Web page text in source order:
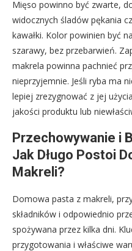
Mięso powinno być zwarte,
widocznych śladów pękania
kawałki. Kolor powinien być
szarawy, bez przebarwień.
makrela powinna pachnieć
nieprzyjemnie. Jeśli ryba ma
lepiej zrezygnować z jej
jakości produktu lub
Przechowywanie i
Jak Długo Postoi
Makreli?
Domowa pasta z makreli,
składników i odpowiednio
spożywana przez kilka dni.
przygotowania i właściwe